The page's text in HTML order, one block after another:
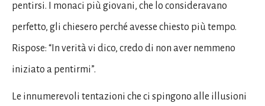
pentirsi. I monaci più giovani, che lo consideravano
perfetto, gli chiesero perché avesse chiesto più tempo.
Rispose: “In verità vi dico, credo di non aver nemmeno
iniziato a pentirmi”.
Le innumerevoli tentazioni che ci spingono alle illusioni